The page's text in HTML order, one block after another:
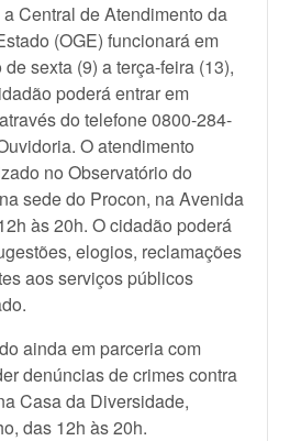
Central de Atendimento da
(OGE) funcionará em
sexta (9) a terça-feira (13),
poderá entrar em
do telefone 0800-284-
O atendimento
no Observatório do
sede do Procon, na Avenida
às 20h. O cidadão poderá
elogios, reclamações
aos serviços públicos
ainda em parceria com
denúncias de crimes contra
Casa da Diversidade,
das 12h às 20h.